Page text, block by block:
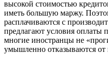
высокой стоимостью
иметь большую маржу.
расплачиваются с
предлагают условия оплаты
многие иностранцы не
умышленно отказываются от